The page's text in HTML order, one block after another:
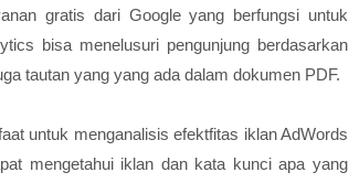
gratis dari Google yang berfungsi untuk
bisa menelusuri pengunjung berdasarkan
tautan yang yang ada dalam dokumen PDF.
untuk menganalisis efektfitas iklan AdWords
mengetahui iklan dan kata kunci apa yang